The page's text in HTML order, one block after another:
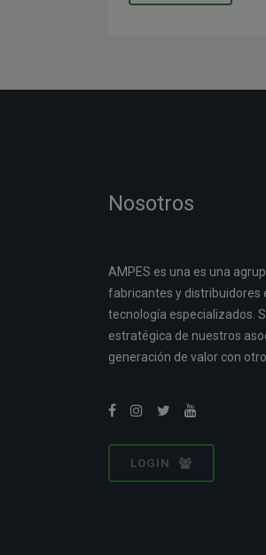
Nosotros
AMPES es una es una
fabricantes y distribuidores
tecnología especializados.
estratégica de nuestros
generación de valor con
LOGIN